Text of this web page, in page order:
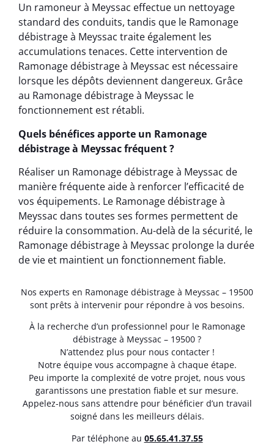
Un ramoneur à Meyssac effectue un nettoyage
standard des conduits, tandis que le Ramonage
débistrage à Meyssac traite également les
accumulations tenaces. Cette intervention de
Ramonage débistrage à Meyssac est nécessaire
lorsque les dépôts deviennent dangereux. Grâce
au Ramonage débistrage à Meyssac le
fonctionnement est rétabli.
Quels bénéfices apporte un Ramonage
débistrage à Meyssac fréquent ?
Réaliser un Ramonage débistrage à Meyssac de
manière fréquente aide à renforcer l’efficacité de
vos équipements. Le Ramonage débistrage à
Meyssac dans toutes ses formes permettent de
réduire la consommation. Au-delà de la sécurité, le
Ramonage débistrage à Meyssac prolonge la durée
de vie et maintient un fonctionnement fiable.
Nos experts en Ramonage débistrage à Meyssac – 19500
sont prêts à intervenir pour répondre à vos besoins.
À la recherche d’un professionnel pour le Ramonage
débistrage à Meyssac – 19500 ?
N’attendez plus pour nous contacter !
Notre équipe vous accompagne à chaque étape.
Peu importe la complexité de votre projet, nous vous
garantissons une prestation fiable et sur mesure.
Appelez-nous sans attendre pour bénéficier d’un travail
soigné dans les meilleurs délais.
Par téléphone au 05.65.41.37.55